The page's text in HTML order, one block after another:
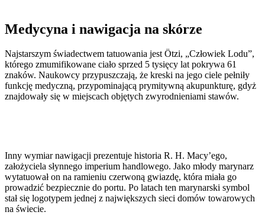
Medycyna i nawigacja na skórze
Najstarszym świadectwem tatuowania jest Ötzi, „Człowiek Lodu”,
którego zmumifikowane ciało sprzed 5 tysięcy lat pokrywa 61
znaków. Naukowcy przypuszczają, że kreski na jego ciele pełniły
funkcję medyczną, przypominającą prymitywną akupunkturę, gdyż
znajdowały się w miejscach objętych zwyrodnieniami stawów.
Inny wymiar nawigacji prezentuje historia R. H. Macy’ego,
założyciela słynnego imperium handlowego. Jako młody marynarz
wytatuował on na ramieniu czerwoną gwiazdę, która miała go
prowadzić bezpiecznie do portu. Po latach ten marynarski symbol
stał się logotypem jednej z największych sieci domów towarowych
na świecie.